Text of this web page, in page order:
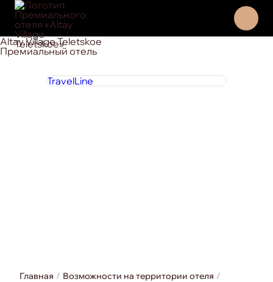
Altay Village Teletskoe
Премиальный отель
TravelLine
Главная
Возможности на территории отеля